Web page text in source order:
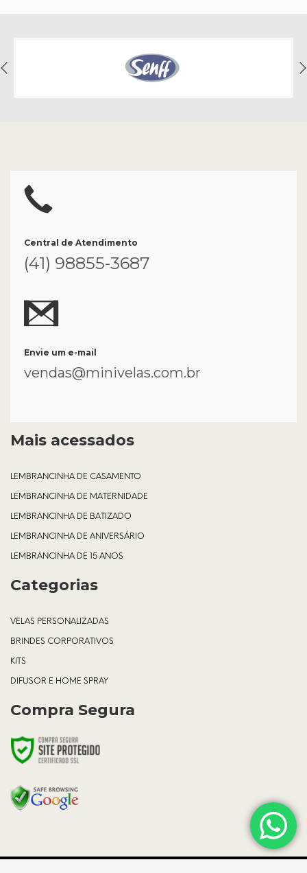
Central de Atendimento
(41) 98855-3687
Envie um e-mail
vendas@minivelas.com.br
Mais acessados
LEMBRANCINHA DE CASAMENTO
LEMBRANCINHA DE MATERNIDADE
LEMBRANCINHA DE BATIZADO
LEMBRANCINHA DE ANIVERSÁRIO
LEMBRANCINHA DE 15 ANOS
Categorias
VELAS PERSONALIZADAS
BRINDES CORPORATIVOS
KITS
DIFUSOR E HOME SPRAY
Compra Segura